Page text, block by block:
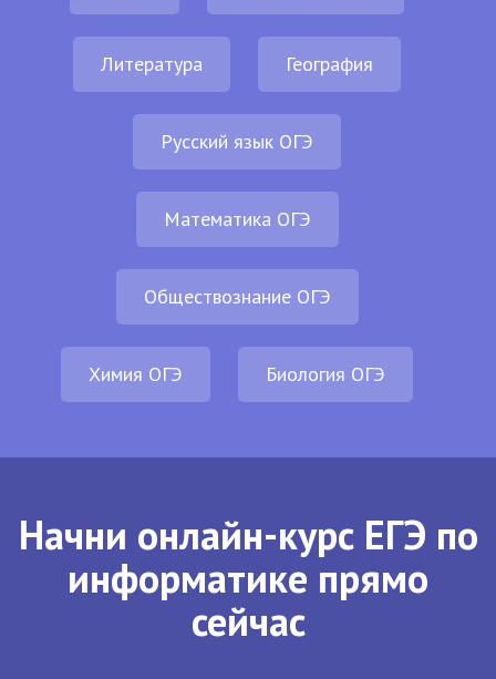
Литература География
Русский язык ОГЭ
Математика ОГЭ
Обществознание ОГЭ
Химия ОГЭ Биология ОГЭ
Начни онлайн-курс ЕГЭ по
информатике прямо
сейчас